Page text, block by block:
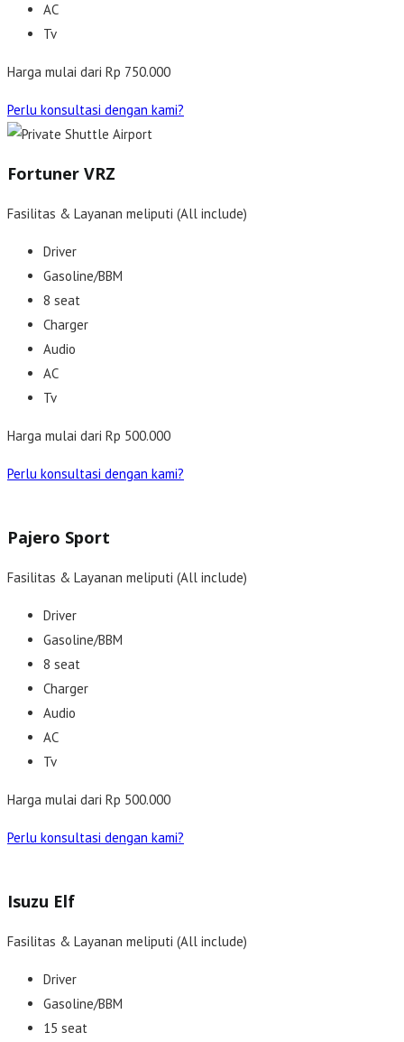
AC
Tv
Harga mulai dari Rp 750.000
Perlu konsultasi dengan kami?
Fortuner VRZ
Fasilitas & Layanan meliputi (All include)
Driver
Gasoline/BBM
8 seat
Charger
Audio
AC
Tv
Harga mulai dari Rp 500.000
Perlu konsultasi dengan kami?
Pajero Sport
Fasilitas & Layanan meliputi (All include)
Driver
Gasoline/BBM
8 seat
Charger
Audio
AC
Tv
Harga mulai dari Rp 500.000
Perlu konsultasi dengan kami?
Isuzu Elf
Fasilitas & Layanan meliputi (All include)
Driver
Gasoline/BBM
15 seat